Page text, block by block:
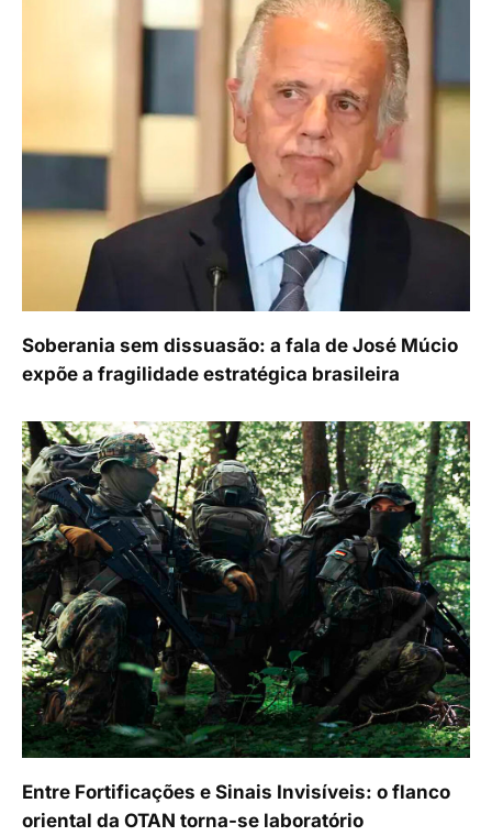
Soberania sem dissuasão: a fala de José Múcio
expõe a fragilidade estratégica brasileira
Entre Fortificações e Sinais Invisíveis: o flanco
oriental da OTAN torna-se laboratório